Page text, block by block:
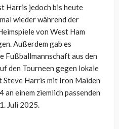
Harris jedoch bis heute
wieder während der
von West Ham
Außerdem gab es
Fußballmannschaft aus den
den Tourneen gegen lokale
Harris mit Iron Maiden
an einem ziemlich passenden
Juli 2025.